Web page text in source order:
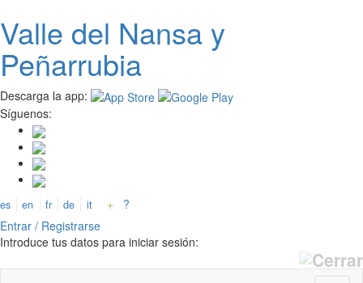
Pasar
al
contenido
principal
Valle del Nansay
Peñarrubia
Descarga la app:
Síguenos:
es en fr de it +
?
Entrar / Registrarse
Introduce tus datos para iniciar sesión: